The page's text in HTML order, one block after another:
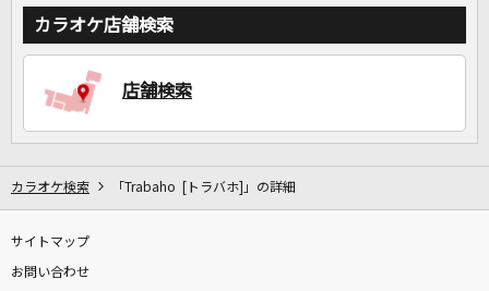
DAMの新曲・ランキングなど
カラオケ最新情報をチェック！
カラオケをもっと楽しもう！
カラオケ店舗検索
店舗検索
カラオケ検索 「Trabaho [トラバホ]」の詳細
サイトマップ
お問い合わせ